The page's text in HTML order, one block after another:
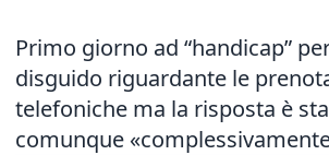
Primo giorno ad “handicap”
disguido riguardante le
telefoniche ma la risposta è
comunque